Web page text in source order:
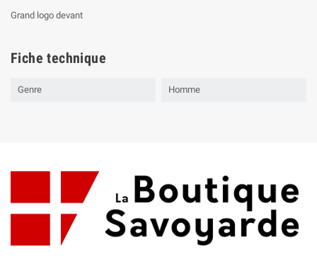
Grand logo devant
Fiche technique
Genre Homme